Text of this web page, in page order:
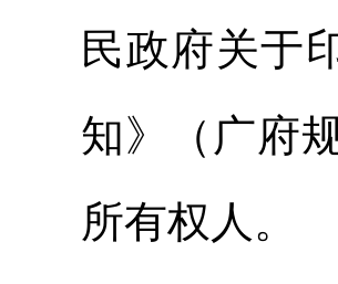
民政府关于
知》（广府
所有权人。